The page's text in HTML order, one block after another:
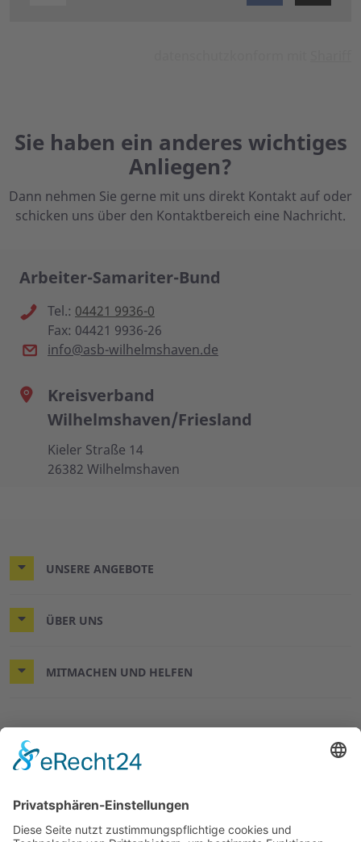
Sie haben ein anderes wichtiges
Anliegen?
Dann nehmen Sie gerne mit uns direkt Kontakt auf oder
schicken uns über den Kontaktbereich eine Nachricht.
Arbeiter-Samariter-Bund
Tel.: 04421 9936-0
Fax: 04421 9936-26
info@asb-wilhelmshaven.de
Kreisverband
Wilhelmshaven/Friesland
Kieler Straße 14
26382 Wilhelmshaven
UNSERE ANGEBOTE
ÜBER UNS
MITMACHEN UND HELFEN